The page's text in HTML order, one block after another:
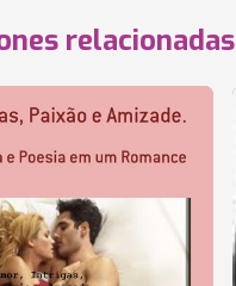
relacionadas